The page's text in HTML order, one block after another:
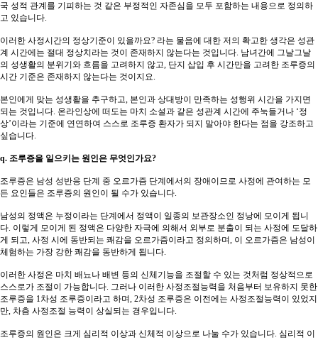
국 성적 관계를 기피하는 것 같은 부정적인 자존심을 모두 포함하는 내용으로 정의하
고 있습니다.
이러한 사정시간의 정상기준이 있을까요? 라는 물음에 대한 저의 확고한 생각은 성관
계 시간에는 절대 정상치라는 것이 존재하지 않는다는 것입니다. 남녀간에 그날그날
의 성생활의 분위기와 흐름을 고려하지 않고, 단지 삽입 후 시간만을 고려한 조루증의
시간 기준은 존재하지 않는다는 것이지요.
본인에게 맞는 성생활을 추구하고, 본인과 상대방이 만족하는 성행위 시간을 가지면
되는 것입니다. 온라인상에 떠도는 마치 소설과 같은 성관계 시간에 주눅들거나 ‘정
상’이라는 기준에 연연하여 스스로 조루증 환자가 되지 말아야 한다는 점을 강조하고
싶습니다.
q. 조루증을 일으키는 원인은 무엇인가요?
조루증은 남성 성반응 단계 중 오르가즘 단계에서의 장애이므로 사정에 관여하는 모
든 요인들은 조루증의 원인이 될 수가 있습니다.
남성의 정액은 누정이라는 단계에서 정액이 일종의 보관장소인 정낭에 모이게 됩니
다. 이렇게 모이게 된 정액은 다양한 자극에 의해서 외부로 분출이 되는 사정에 도달하
게 되고, 사정 시에 동반되는 쾌감을 오르가즘이라고 정의하며, 이 오르가즘은 남성이
체험하는 가장 강한 쾌감을 동반하게 됩니다.
이러한 사정은 마치 배뇨나 배변 등의 신체기능을 조절할 수 있는 것처럼 정상적으로
스스로가 조절이 가능합니다. 그러나 이러한 사정조절능력을 처음부터 보유하지 못한
조루증을 1차성 조루증이라고 하며, 2차성 조루증은 이전에는 사정조절능력이 있었지
만, 차츰 사정조절 능력이 상실되는 경우입니다.
조루증의 원인은 크게 심리적 이상과 신체적 이상으로 나눌 수가 있습니다. 심리적 이